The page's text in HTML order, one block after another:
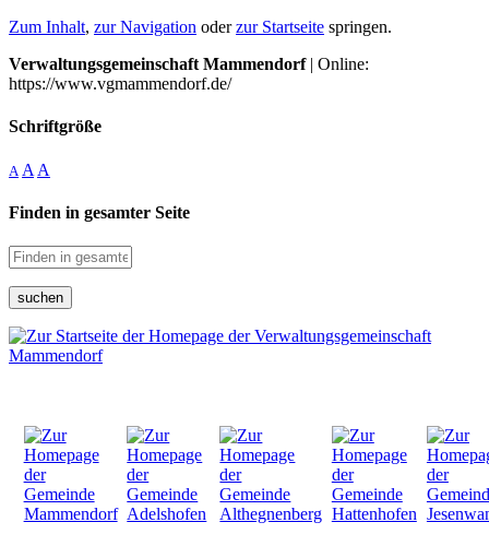
Zum Inhalt, zur Navigation oderzur Startseite springen.
Verwaltungsgemeinschaft Mammendorf| Online:
https://www.vgmammendorf.de/
Schriftgröße
A A A
Finden in gesamter Seite
suchen